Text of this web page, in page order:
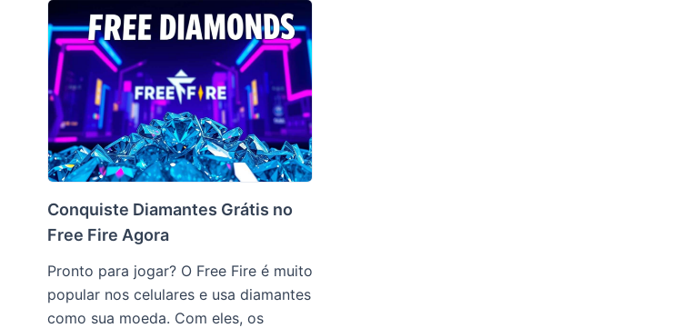
Conquiste Diamantes Grátis no
Free Fire Agora
Pronto para jogar? O Free Fire é muito
popular nos celulares e usa diamantes
como sua moeda. Com eles, os